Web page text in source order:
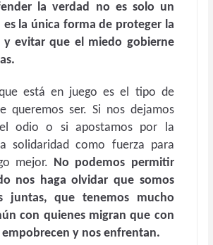
la verdad no es solo un
la única forma de proteger la
y evitar que el miedo gobierne
está en juego es el tipo de
queremos ser. Si nos dejamos
odio o si apostamos por la
solidaridad como fuerza para
mejor. No podemos permitir
nos haga olvidar que somos
juntas, que tenemos mucho
con quienes migran que con
empobrecen y nos enfrentan.